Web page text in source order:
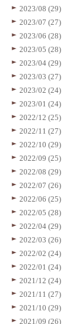
2023/08 (29)
2023/07 (27)
2023/06 (28)
2023/05 (28)
2023/04 (29)
2023/03 (27)
2023/02 (24)
2023/01 (24)
2022/12 (25)
2022/11 (27)
2022/10 (29)
2022/09 (25)
2022/08 (29)
2022/07 (26)
2022/06 (25)
2022/05 (28)
2022/04 (29)
2022/03 (26)
2022/02 (24)
2022/01 (24)
2021/12 (24)
2021/11 (27)
2021/10 (29)
2021/09 (26)